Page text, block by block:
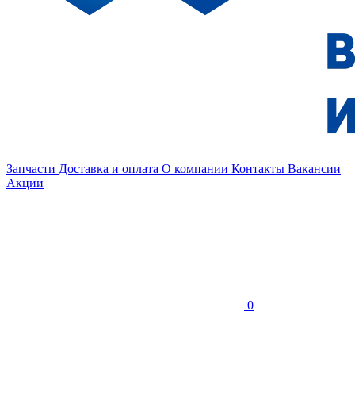
Запчасти Доставка и оплата О компании Контакты Вакансии
Акции
0